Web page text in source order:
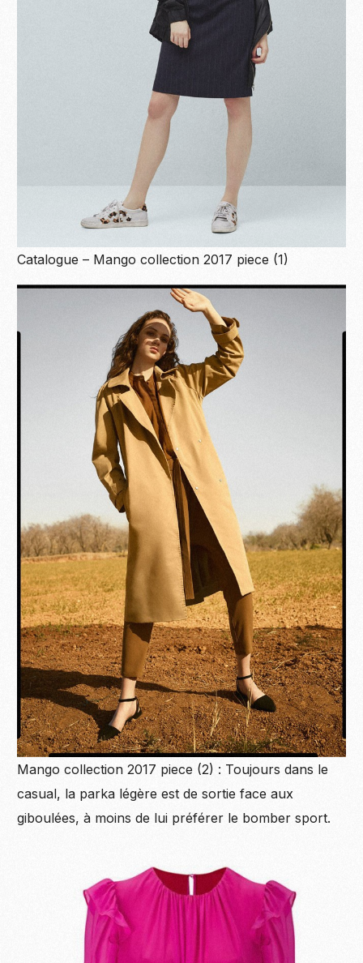
Catalogue – Mango collection 2017 piece (1)
Mango collection 2017 piece (2) : Toujours dans le
casual, la parka légère est de sortie face aux
giboulées, à moins de lui préférer le bomber sport.